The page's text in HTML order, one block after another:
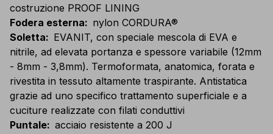
costruzione PROOF LINING
Fodera esterna: nylon CORDURA®
Soletta: EVANIT, con speciale mescola di EVA e
nitrile, ad elevata portanza e spessore variabile (12mm
- 8mm - 3,8mm). Termoformata, anatomica, forata e
rivestita in tessuto altamente traspirante. Antistatica
grazie ad uno specifico trattamento superficiale e a
cuciture realizzate con filati conduttivi
Puntale: acciaio resistente a 200 J